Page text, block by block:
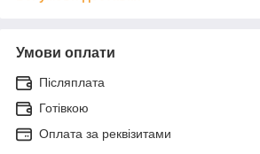
Умови оплати
Післяплата
Готівкою
Оплата за реквізитами